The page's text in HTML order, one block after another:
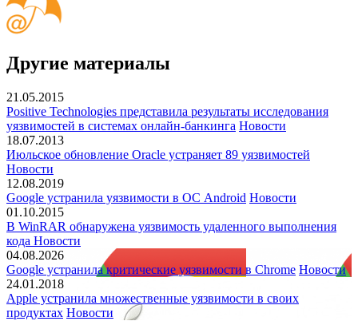
Другие материалы
21.05.2015
Positive Technologies представила результаты исследования
уязвимостей в системах онлайн-банкинга Новости
18.07.2013
Июльское обновление Oracle устраняет 89 уязвимостей
Новости
12.08.2019
Google устранила уязвимости в ОС Android Новости
01.10.2015
В WinRAR обнаружена уязвимость удаленного выполнения
кода Новости
04.08.2026
Google устранила критические уязвимости в Chrome Новости
24.01.2018
Apple устранила множественные уязвимости в своих
продуктах Новости